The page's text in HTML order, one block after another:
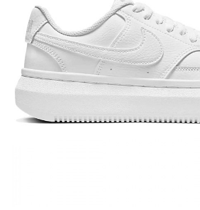
Slapi barbati
Mocasini
Pantofi sport femei
Slapi femei
Sandale & Slapi copii